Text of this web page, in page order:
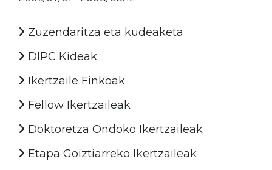
Zuzendaritza eta kudeaketa
DIPC Kideak
Ikertzaile Finkoak
Fellow Ikertzaileak
Doktoretza Ondoko Ikertzaileak
Etapa Goiztiarreko Ikertzaileak